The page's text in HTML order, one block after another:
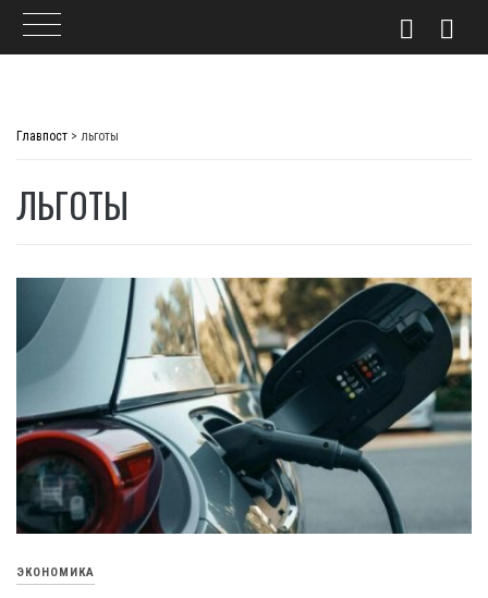
Главпост > льготы
ЛЬГОТЫ
ЭКОНОМИКА